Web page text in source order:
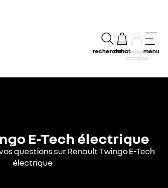
rechercheachatmon
compte
menu
E-Tech électrique
questions sur Renault Twingo E-Tech
électrique